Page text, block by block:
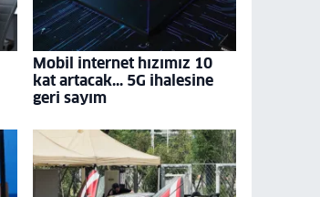
Mobil internet hızımız 10
kat artacak... 5G ihalesine
geri sayım